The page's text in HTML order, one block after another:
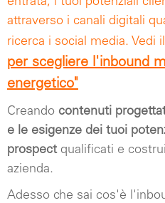
attraverso i canali digitali
ricerca i social media. Vedi
per scegliere l'inbound
energetico"
Creando contenuti
e le esigenze dei tuoi
prospectqualificati e
azienda.
Adesso che sai cos'è